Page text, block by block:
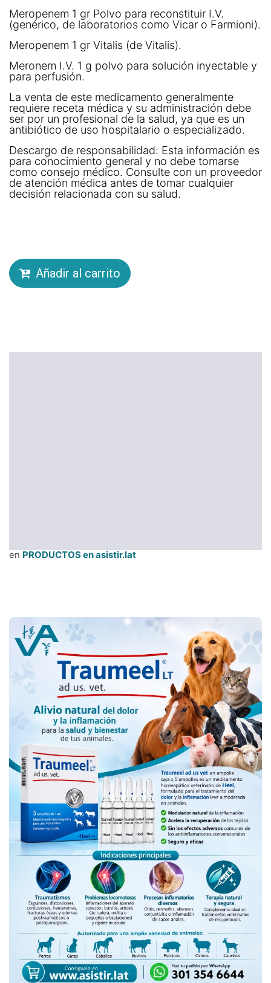
Meropenem 1 gr Polvo para reconstituir I.V.
(genérico, de laboratorios como Vicar o Farmioni).
Meropenem 1 gr Vitalis (de Vitalis).
Meronem I.V. 1 g polvo para solución inyectable y
para perfusión.
La venta de este medicamento generalmente
requiere receta médica y su administración debe
ser por un profesional de la salud, ya que es un
antibiótico de uso hospitalario o especializado.
Descargo de responsabilidad: Esta información es
para conocimiento general y no debe tomarse
como consejo médico. Consulte con un proveedor
de atención médica antes de tomar cualquier
decisión relacionada con su salud.
Añadir al carrito
en PRODUCTOS en asistir.lat